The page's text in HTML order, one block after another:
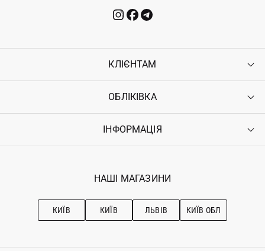
КЛІЄНТАМ
Контакти
Повернення
Гарантія
ОБЛІКІВКА
Увійти
Ostriv Club+
ІНФОРМАЦІЯ
Наші магазини
Рекомендації з догляду
НАШІ МАГАЗИНИ
КИЇВ КИЇВ ЛЬВІВ КИЇВ ОБЛ